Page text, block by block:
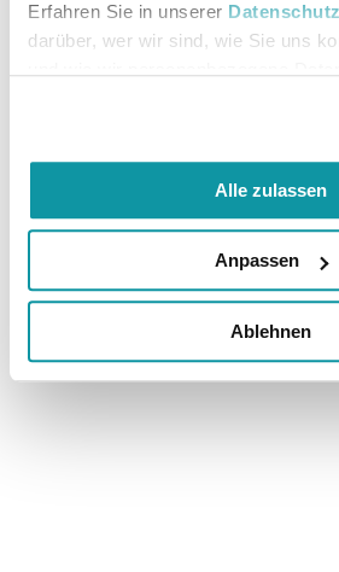
Erfahren Sie in unserer
darüber, wer wir sind, wie Sie uns
Alle zulassen
Anpassen
Ablehnen